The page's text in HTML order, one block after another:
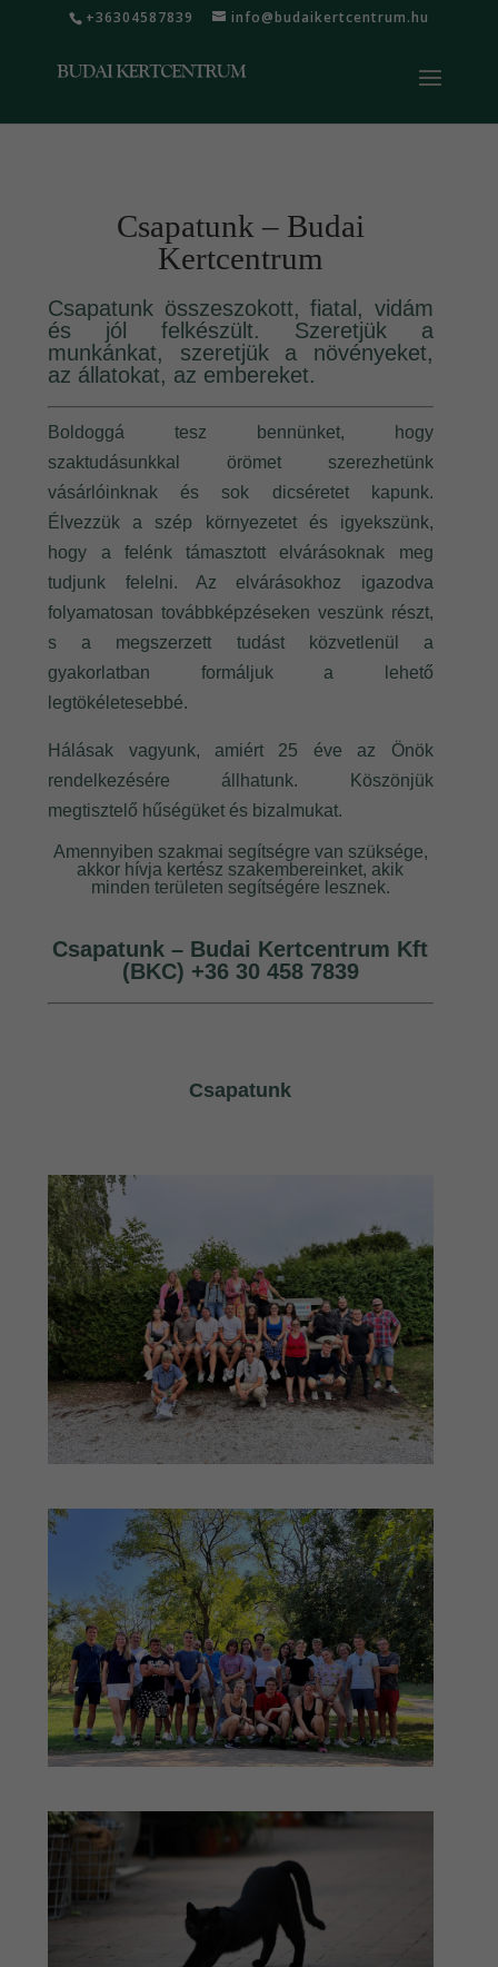
+36304587839 info@budaikertcentrum.hu
Csapatunk – Budai
Kertcentrum
Csapatunk összeszokott, fiatal, vidám
és jól felkészült. Szeretjük a
munkánkat, szeretjük a növényeket,
az állatokat, az embereket.
Boldoggá tesz bennünket, hogy
szaktudásunkkal örömet szerezhetünk
vásárlóinknak és sok dicséretet kapunk.
Élvezzük a szép környezetet és igyekszünk,
hogy a felénk támasztott elvárásoknak meg
tudjunk felelni. Az elvárásokhoz igazodva
folyamatosan továbbképzéseken veszünk részt,
s a megszerzett tudást közvetlenül a
gyakorlatban formáljuk a lehető
legtökéletesebbé.
Hálásak vagyunk, amiért 25 éve az Önök
rendelkezésére állhatunk. Köszönjük
megtisztelő hűségüket és bizalmukat.
Amennyiben szakmai segítségre van szüksége,
akkor hívja kertész szakembereinket, akik
minden területen segítségére lesznek.
Csapatunk – Budai Kertcentrum Kft
(BKC) +36 30 458 7839
Csapatunk